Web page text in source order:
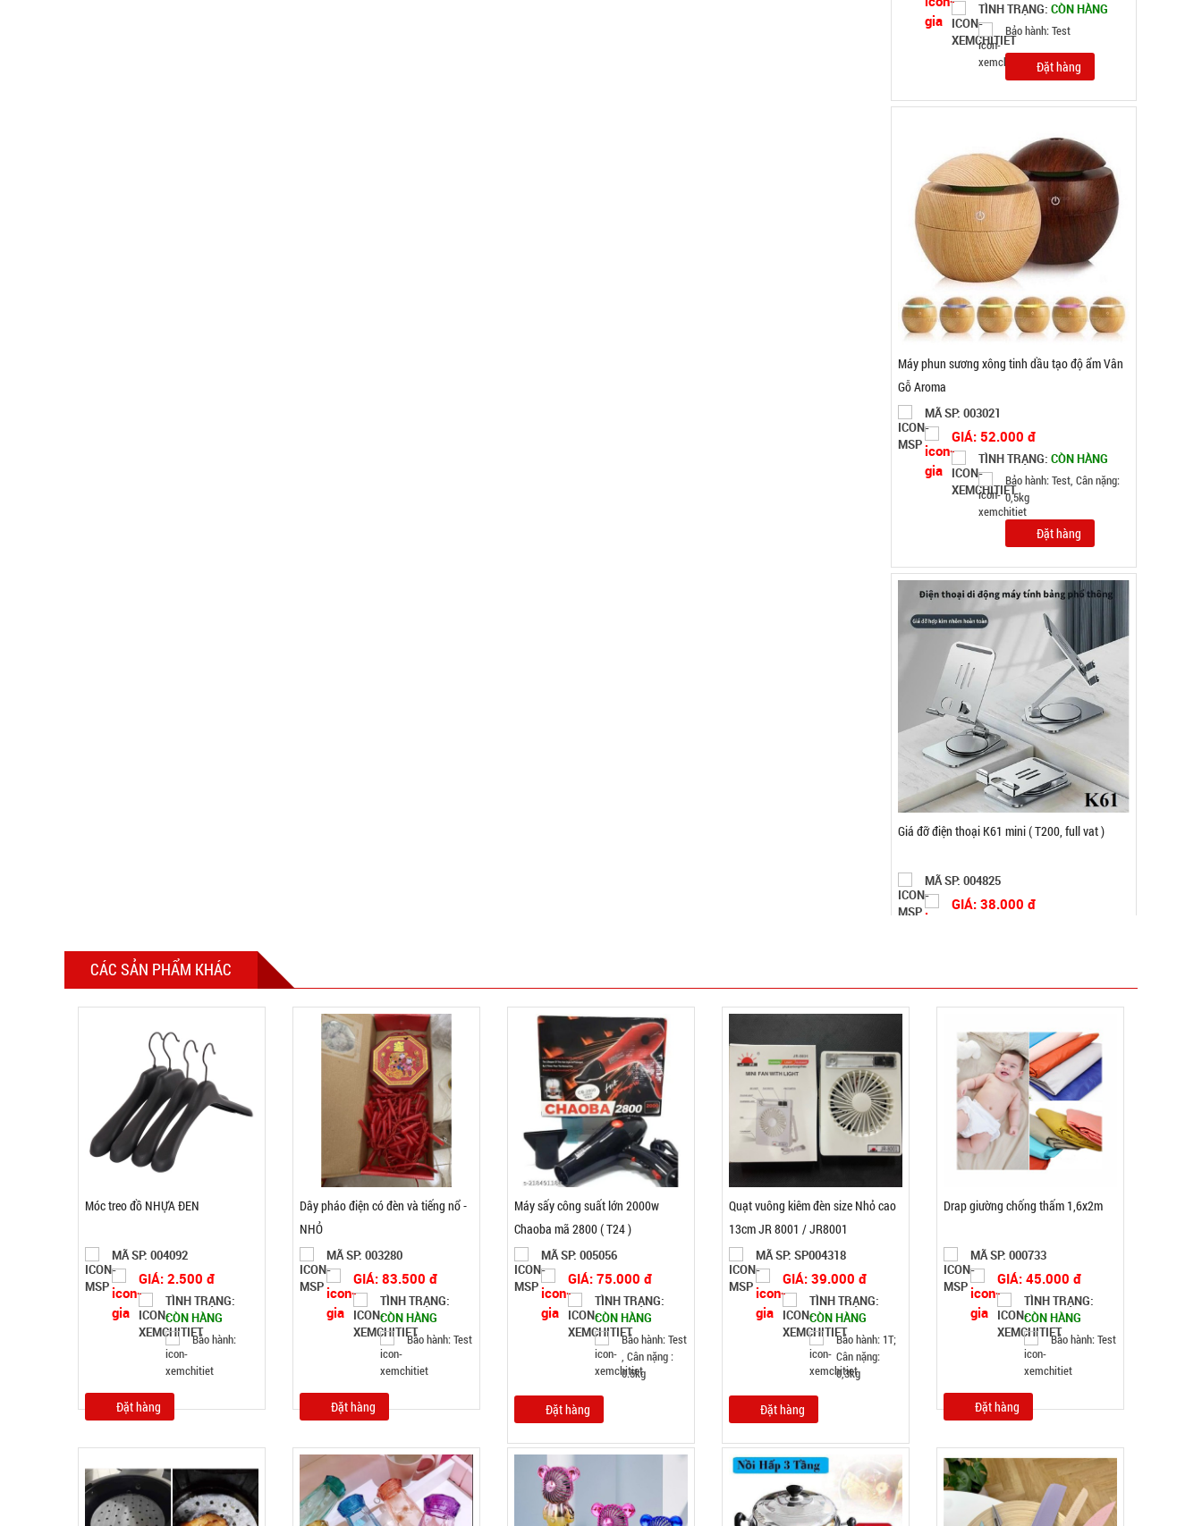
TÌNH TRẠNG: CÒN HÀNG
Bảo hành: Test, Cân nặng:
0,5kg
Đặt hàng
Giá đỡ điện thoại K61 mini ( T200, full vat )
MÃ SP: 004825
GIÁ: 38.000 đ
TÌNH TRẠNG:CÒN HÀNG
Bảo hành: Test , Cân nặng :
0.3kg
Đặt hàng
MÃ SP: 004022
Chiếu tấm bạc Ngủ du lịch văn phòng ( T50, full
GIÁ: 25.000 đ
TÌNH TRẠNG:
Bảo hành: Test
Đặt hàng
CÁC SẢN PHẨM KHÁC
Móc treo đồ NHỰA ĐEN
MÃ SP: 004092
GIÁ: 2.500 đ
TÌNH TRẠNG:
CÒN HÀNG
Bảo hành:
Đặt hàng
Dây pháo điện có đèn và tiếng nổ -
NHỎ
MÃ SP: 003280
GIÁ: 83.500 đ
TÌNH TRẠNG:
CÒN HÀNG
Bảo hành: Test
Đặt hàng
Máy sấy công suất lớn 2000w
Chaoba mã 2800 ( T24 )
MÃ SP: 005056
GIÁ: 75.000 đ
TÌNH TRẠNG:
CÒN HÀNG
Bảo hành: Test
, Cân nặng :
0.5kg
Đặt hàng
Quạt vuông kiêm đèn size Nhỏ cao
13cm JR 8001 / JR8001
MÃ SP: SP004318
GIÁ: 39.000 đ
TÌNH TRẠNG:
CÒN HÀNG
Bảo hành: 1T;
Cân nặng:
0,3kg
Đặt hàng
Drap giường chống thấm 1,6x2m
MÃ SP: 000733
GIÁ: 45.000 đ
TÌNH TRẠNG:
CÒN HÀNG
Bảo hành: Test
Đặt hàng